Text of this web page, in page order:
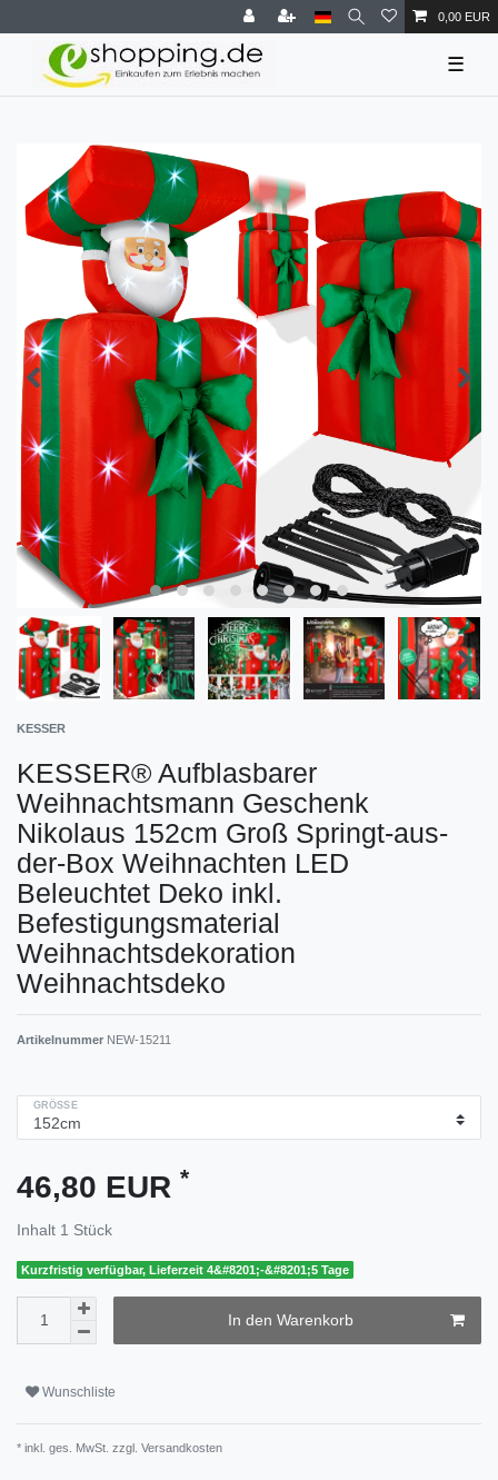
0,00 EUR
☰
KESSER
KESSER® Aufblasbarer
Weihnachtsmann Geschenk
Nikolaus 152cm Groß Springt-aus-
der-Box Weihnachten LED
Beleuchtet Deko inkl.
Befestigungsmaterial
Weihnachtsdekoration
Weihnachtsdeko
Artikelnummer NEW-15211
GRÖSSE
46,80 EUR *
Inhalt 1 Stück
Kurzfristig verfügbar, Lieferzeit 4&#8201;-&#8201;5 Tage
In den Warenkorb
Wunschliste
* inkl. ges. MwSt. zzgl. Versandkosten